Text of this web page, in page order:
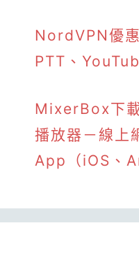
NordVPN優
PTT、
MixerBox下
播放器－線上
App（iOS、